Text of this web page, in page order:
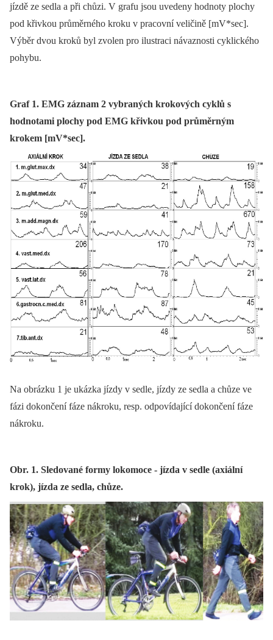
jízdě ze sedla a při chůzi. V grafu jsou uvedeny hodnoty plochy
pod křivkou průměrného kroku v pracovní veličině [mV*sec].
Výběr dvou kroků byl zvolen pro ilustraci návaznosti cyklického
pohybu.
Graf 1. EMG záznam 2 vybraných krokových cyklů s
hodnotami plochy pod EMG křivkou pod průměrným
krokem [mV*sec].
Na obrázku 1 je ukázka jízdy v sedle, jízdy ze sedla a chůze ve
fázi dokončení fáze nákroku, resp. odpovídající dokončení fáze
nákroku.
Obr. 1. Sledované formy lokomoce - jízda v sedle (axiální
krok), jízda ze sedla, chůze.